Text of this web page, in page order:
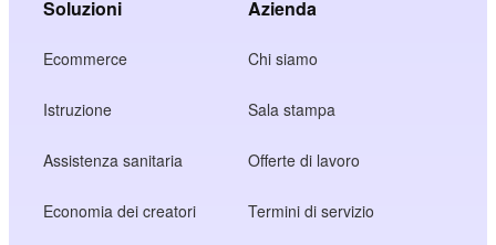
Soluzioni
Ecommerce
Istruzione
Assistenza sanitaria
Economia dei creatori
Azienda
Chi siamo
Sala stampa
Offerte di lavoro
Termini di servizio